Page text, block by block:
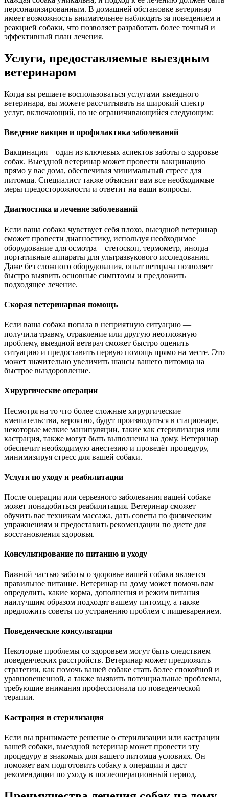
персонализированным. В домашней обстановке ветеринар
имеет возможность внимательнее наблюдать за поведением и
реакцией собаки, что позволяет разработать более точный и
эффективный план лечения.
Услуги, предоставляемые выездным
ветеринаром
Когда вы решаете воспользоваться услугами выездного
ветеринара, вы можете рассчитывать на широкий спектр
услуг, включающий, но не ограничивающийся следующим:
Введение вакцин и профилактика заболеваний
Вакцинация – один из ключевых аспектов заботы о здоровье
собак. Выездной ветеринар может провести вакцинацию
прямо у вас дома, обеспечивая минимальный стресс для
питомца. Специалист также объяснит вам все необходимые
меры предосторожности и ответит на ваши вопросы.
Диагностика и лечение заболеваний
Если ваша собака чувствует себя плохо, выездной ветеринар
сможет провести диагностику, используя необходимое
оборудование для осмотра – стетоскоп, термометр, иногда
портативные аппараты для ультразвукового исследования.
Даже без сложного оборудования, опыт ветврача позволяет
быстро выявить основные симптомы и предложить
подходящее лечение.
Скорая ветеринарная помощь
Если ваша собака попала в неприятную ситуацию —
получила травму, отравление или другую неотложную
проблему, выездной ветврач сможет быстро оценить
ситуацию и предоставить первую помощь прямо на месте. Это
может значительно увеличить шансы вашего питомца на
быстрое выздоровление.
Хирургические операции
Несмотря на то что более сложные хирургические
вмешательства, вероятно, будут производиться в стационаре,
некоторые мелкие манипуляции, такие как стерилизация или
кастрация, также могут быть выполнены на дому. Ветеринар
обеспечит необходимую анестезию и проведёт процедуру,
минимизируя стресс для вашей собаки.
Услуги по уходу и реабилитации
После операции или серьезного заболевания вашей собаке
может понадобиться реабилитация. Ветеринар сможет
обучить вас техникам массажа, дать советы по физическим
упражнениям и предоставить рекомендации по диете для
восстановления здоровья.
Консультирование по питанию и уходу
Важной частью заботы о здоровье вашей собаки является
правильное питание. Ветеринар на дому может помочь вам
определить, какие корма, дополнения и режим питания
наилучшим образом подходят вашему питомцу, а также
предложить советы по устранению проблем с пищеварением.
Поведенческие консультации
Некоторые проблемы со здоровьем могут быть следствием
поведенческих расстройств. Ветеринар может предложить
стратегии, как помочь вашей собаке стать более спокойной и
уравновешенной, а также выявить потенциальные проблемы,
требующие внимания профессионала по поведенческой
терапии.
Кастрация и стерилизация
Если вы принимаете решение о стерилизации или кастрации
вашей собаки, выездной ветеринар может провести эту
процедуру в знакомых для вашего питомца условиях. Он
поможет вам подготовить собаку к операции и даст
рекомендации по уходу в послеоперационный период.